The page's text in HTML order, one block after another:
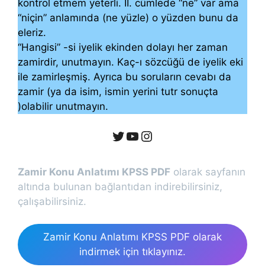
kontrol etmem yeterli. II. cümlede “ne” var ama
“niçin” anlamında (ne yüzle) o yüzden bunu da
eleriz.
“Hangisi” -si iyelik ekinden dolayı her zaman
zamirdir, unutmayın. Kaç-ı sözcüğü de iyelik eki
ile zamirleşmiş. Ayrıca bu soruların cevabı da
zamir (ya da isim, ismin yerini tutr sonuçta
)olabilir unutmayın.
Twitter
YouTube
Instagram
Zamir Konu Anlatımı KPSS PDF olarak sayfanın
altında bulunan bağlantıdan indirebilirsiniz,
çalışabilirsiniz.
Zamir Konu Anlatımı KPSS PDF olarak
indirmek için tıklayınız.